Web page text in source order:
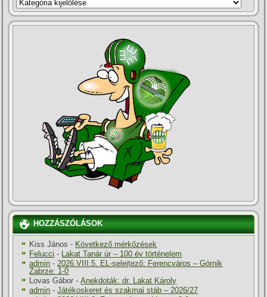
HOZZÁSZÓLÁSOK
Kiss János - Következő mérkőzések
Felucci - Lakat Tanár úr – 100 év történelem
admin -2026.VIII.5. EL-selejtező: Ferencváros – Górnik
Zabrze: 1-0
Lovas Gábor -Anekdoták: dr. Lakat Károly
admin -Játékoskeret és szakmai stáb – 2026/27